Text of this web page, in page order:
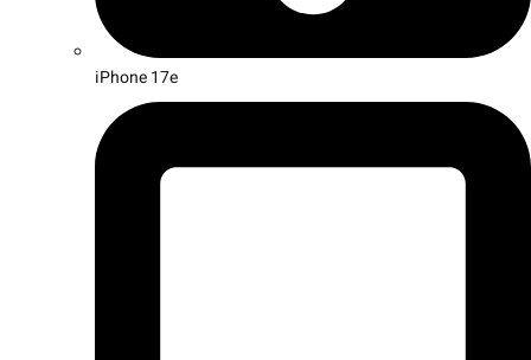
iPhone 17e